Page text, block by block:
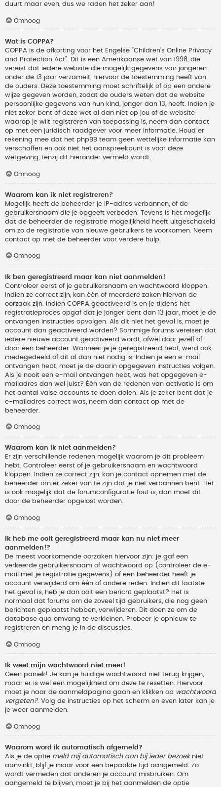
duurt maar even, dus we raden het zeker aan!
Omhoog
Wat is COPPA?
COPPA is de afkorting voor het Engelse "Children’s Online Privacy
and Protection Act". Dit is een Amerikaanse wet van 1998, die
vereist dat iedere website die mogelijk gegevens van jongeren
onder de 13 jaar verzamelt, hiervoor de toestemming heeft van
de ouders. Deze toestemming moet schriftelijk of op een andere
wijze gegeven worden, zodat de ouders weten dat de website
persoonlijke gegevens van hun kind, jonger dan 13, heeft. Indien je
niet zeker bent of deze wet al dan niet op jou of de website
waarop je wilt registreren van toepassing is, neem dan contact
op met een juridisch raadgever voor meer informatie. Houd er
rekening mee dat het phpBB team geen wettelijke informatie kan
verschaffen en ook niet het aanspreekpunt is voor deze
wetgeving, tenzij dit hieronder vermeld wordt.
Omhoog
Waarom kan ik niet registreren?
Mogelijk heeft de beheerder je IP-adres verbannen, of de
gebruikersnaam die je opgeeft verboden. Tevens is het mogelijk
dat de beheerder de registratie mogelijkheid heeft uitgeschakeld
om zo de registratie van nieuwe gebruikers te voorkomen. Neem
contact op met de beheerder voor verdere hulp.
Omhoog
Ik ben geregistreerd maar kan niet aanmelden!
Controleer eerst of je gebruikersnaam en wachtwoord kloppen.
Indien ze correct zijn, kan één of meerdere zaken hiervan de
oorzaak zijn. Indien COPPA geactiveerd is en je tijdens het
registratieproces opgaf dat je jonger bent dan 13 jaar, moet je de
ontvangen instructies opvolgen. Als dit niet het geval is, moet je
account dan geactiveerd worden? Sommige forums vereisen dat
iedere nieuwe account geactiveerd wordt, ofwel door jezelf of
door een beheerder. Wanneer je je geregistreerd hebt, werd ook
medegedeeld of dit al dan niet nodig is. Indien je een e-mail
ontvangen hebt, moet je de daarin opgegeven instructies volgen.
Als je nooit een e-mail ontvangen hebt, was het opgegeven e-
mailadres dan wel juist? Één van de redenen van activatie is om
het aantal valse accounts te doen dalen. Als je zeker bent dat je
e-mailadres correct was, neem dan contact op met de
beheerder.
Omhoog
Waarom kan ik niet aanmelden?
Er zijn verschillende redenen mogelijk waarom je dit probleem
hebt. Controleer eerst of je gebruikersnaam en wachtwoord
kloppen. Indien ze correct zijn, kan je contact opnemen met de
beheerder om er zeker van te zijn dat je niet verbannen bent. Het
is ook mogelijk dat de forumconfiguratie fout is, dan moet dit
door de beheerder opgelost worden.
Omhoog
Ik heb me ooit geregistreerd maar kan nu niet meer
aanmelden!?
De meest voorkomende oorzaken hiervoor zijn: je gaf een
verkeerde gebruikersnaam of wachtwoord op (controleer de e-
mail met je registratie gegevens) of een beheerder heeft je
account verwijderd om één of andere reden. Indien dit laatste
het geval is, heb je dan ooit een bericht geplaatst? Het is
normaal dat forums om de zoveel tijd gebruikers, die nog geen
berichten geplaatst hebben, verwijderen. Dit doen ze om de
database qua omvang te verkleinen. Probeer je opnieuw te
registreren en meng je in de discussies.
Omhoog
Ik weet mijn wachtwoord niet meer!
Geen paniek! Je kan je huidige wachtwoord niet terug krijgen,
maar er is wel een mogelijkheid om deze te resetten. Hiervoor
moet je naar de aanmeldpagina gaan en klikken op wachtwoord
vergeten?. Volg de instructies op het scherm en even later kan je
je weer aanmelden.
Omhoog
Waarom word ik automatisch afgemeld?
Als je de optie meld mij automatisch aan bij ieder bezoekniet
aanvinkt, blijf je maar voor een bepaalde tijd aangemeld. Zo
wordt vermeden dat anderen je account misbruiken. Om
aangemeld te blijven, moet je bij het aanmelden de optie